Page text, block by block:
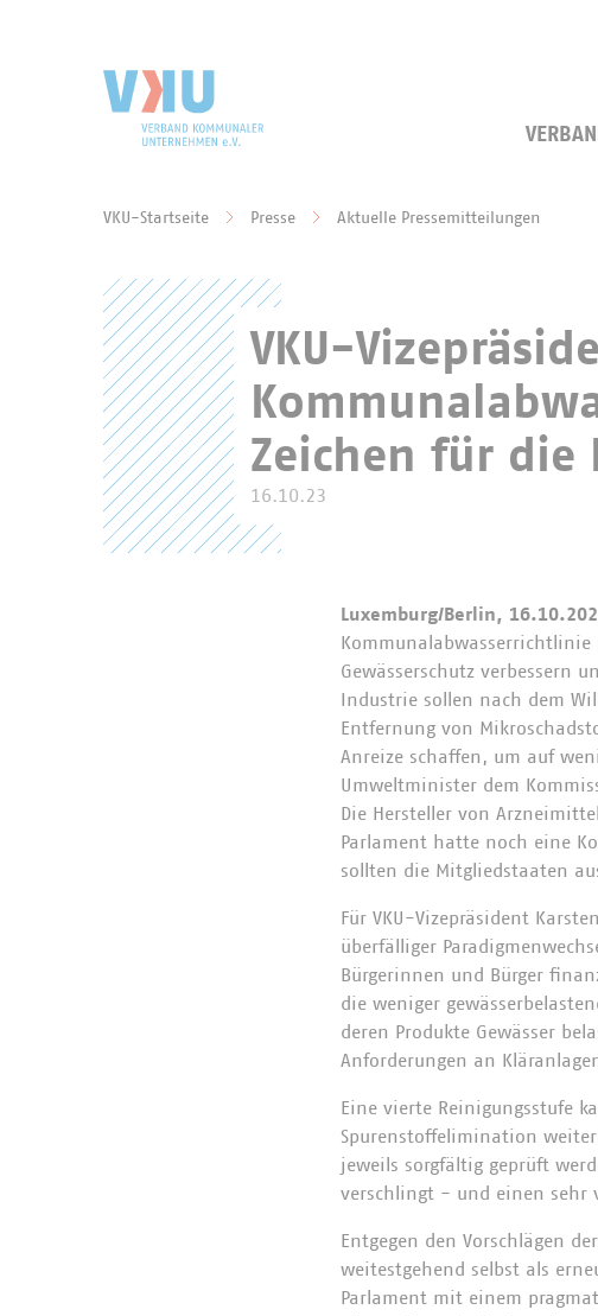
VKU-Startseite Presse Aktuelle Pressemitteilungen
VKU-
Zeichen für die
16.10.23
Luxemburg/Berlin,
Gewässerschutz verbessern
Industrie sollen nach dem
Entfernung von
Anreize schaffen, um auf
Umweltminister dem
Die Hersteller von
Parlament hatte noch eine
sollten die Mitgliedstaaten
Für VKU-Vizepräsident
überfälliger
Bürgerinnen und Bürger
die weniger
deren Produkte Gewässer
Anforderungen an
Eine vierte Reinigungsstufe
Spurenstoffelimination
jeweils sorgfältig geprüft
verschlingt - und einen sehr
Entgegen den Vorschlägen
weitestgehend selbst als
Parlament mit einem